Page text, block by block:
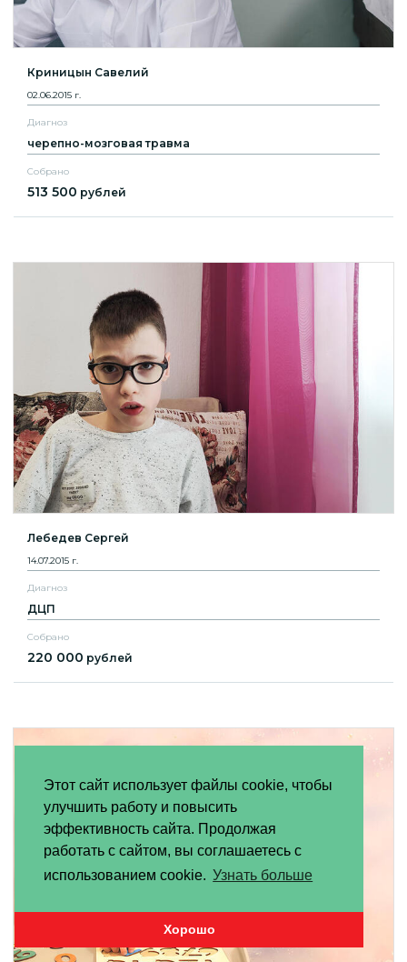
Этот сайт использует файлы cookie, чтобы
улучшить работу и повысить
эффективность сайта. Продолжая
работать с сайтом, вы соглашаетесь с
использованием cookie. Узнать больше
Хорошо
Криницын Савелий
02.06.2015 г.
Диагноз
черепно-мозговая травма
Собрано
513 500 рублей
Лебедев Сергей
14.07.2015 г.
Диагноз
ДЦП
Собрано
220 000 рублей